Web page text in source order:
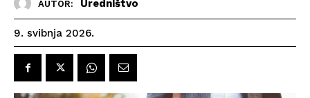
AUTOR: Uredništvo
9. svibnja 2026.